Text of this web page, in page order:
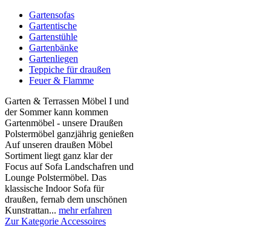
Gartensofas
Gartentische
Gartenstühle
Gartenbänke
Gartenliegen
Teppiche für draußen
Feuer & Flamme
Garten & Terrassen Möbel I und
der Sommer kann kommen
Gartenmöbel - unsere Draußen
Polstermöbel ganzjährig genießen
Auf unseren draußen Möbel
Sortiment liegt ganz klar der
Focus auf Sofa Landschafren und
Lounge Polstermöbel. Das
klassische Indoor Sofa für
draußen, fernab dem unschönen
Kunstrattan... mehr erfahren
Zur Kategorie Accessoires